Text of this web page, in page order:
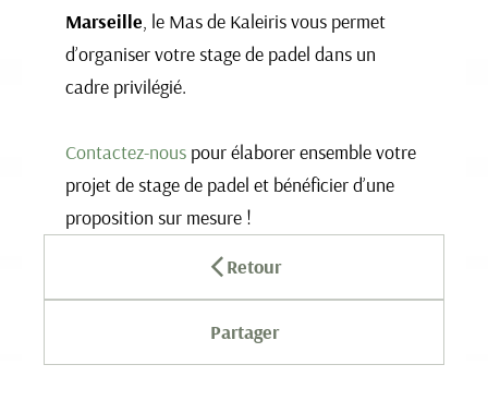
Marseille, le Mas de Kaleiris vous permet
d’organiser votre stage de padel dans un
cadre privilégié.
Contactez-nous pour élaborer ensemble votre
projet de stage de padel et bénéficier d’une
proposition sur mesure !
Retour
Partager